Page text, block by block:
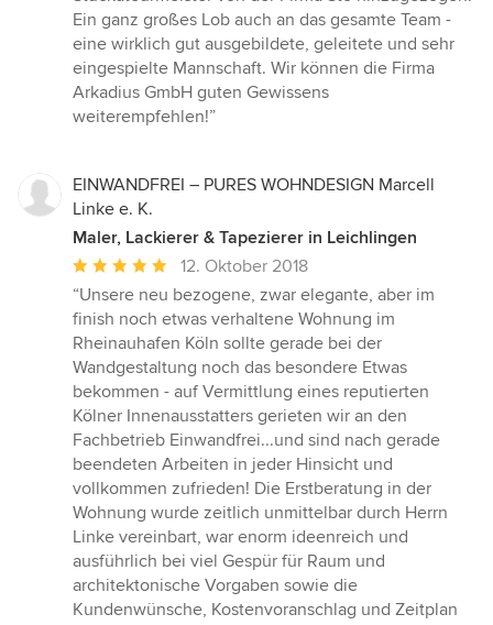
Ein ganz großes Lob auch an das gesamte Team -
eine wirklich gut ausgebildete, geleitete und sehr
eingespielte Mannschaft. Wir können die Firma
Arkadius GmbH guten Gewissens
weiterempfehlen!”
EINWANDFREI – PURES WOHNDESIGN Marcell
Linke e. K.
Maler, Lackierer & Tapezierer in Leichlingen
Durchschnittliche
Bewertung:
5
von
5
Sternen
12. Oktober 2018
“Unsere neu bezogene, zwar elegante, aber im
finish noch etwas verhaltene Wohnung im
Rheinauhafen Köln sollte gerade bei der
Wandgestaltung noch das besondere Etwas
bekommen - auf Vermittlung eines reputierten
Kölner Innenausstatters gerieten wir an den
Fachbetrieb Einwandfrei...und sind nach gerade
beendeten Arbeiten in jeder Hinsicht und
vollkommen zufrieden! Die Erstberatung in der
Wohnung wurde zeitlich unmittelbar durch Herrn
Linke vereinbart, war enorm ideenreich und
ausführlich bei viel Gespür für Raum und
architektonische Vorgaben sowie die
Kundenwünsche, Kostenvoranschlag und Zeitplan